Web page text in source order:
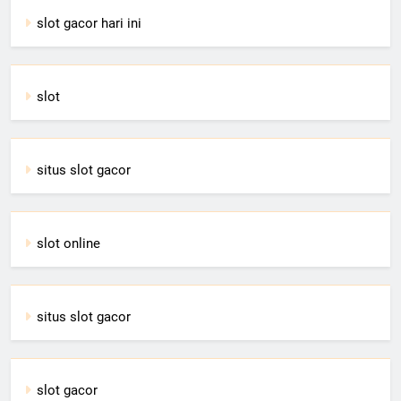
slot gacor hari ini
slot
situs slot gacor
slot online
situs slot gacor
slot gacor